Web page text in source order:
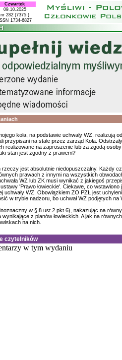
Czwartek
09.10.2025
nr 282 (7375 )
ISSN 1734-6827
czytelników
w tym wydaniu
koła, na podstawie uchwały WZ, realizują
przypisani na stałe przez zarząd Koła.
realizowane na zaproszenie lub za zgodą
stan jest zgodny z prawem?
jest absolutnie niedopuszczalny. Każdy
prawach z innymi na wszystkich
WZ lub ZK musi wynikać z jakiegoś
'Prawo łowieckie'. Ciekawe, co wstawiono
uchwały WZ. Obowiązkiem ZO PZŁ jest
w trybie nadzoru, bo uchwał WZ podjętych
w § 8 ust.2 pkt 6), nakazując na
wynikające z planów łowieckich. A jak na
na nich.